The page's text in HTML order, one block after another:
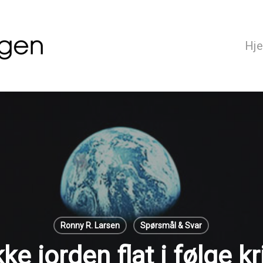
Ronny R. Larsen Spørsmål & Svar
jorden flat i følge